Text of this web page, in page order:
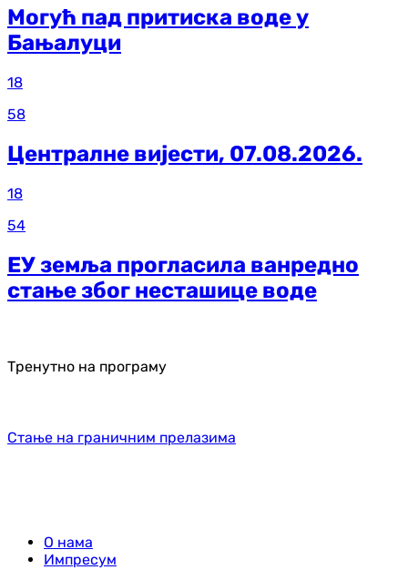
Могућ пад притиска воде у
Бањалуци
18
58
Централне вијести, 07.08.2026.
18
54
ЕУ земља прогласила ванредно
стање због несташице воде
Тренутно на програму
Стање на граничним прелазима
О нама
Импресум